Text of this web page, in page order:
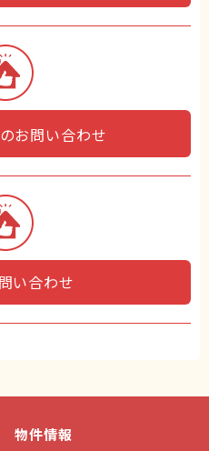
お問い合わせ
い合わせ
物件情報